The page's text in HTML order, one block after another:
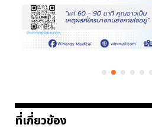
ที่เกี่ยวข้อง